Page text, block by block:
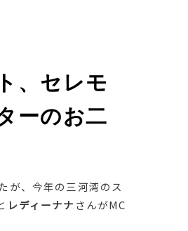
、セレモ
ーのお二
が、今年の三河湾のス
レディーナナ さんがMC